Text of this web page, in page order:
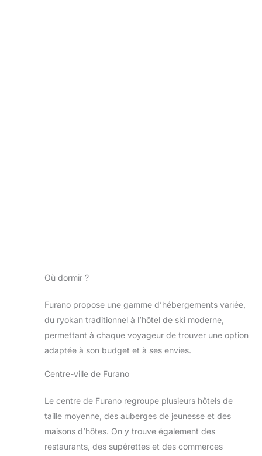
Où dormir ?
Furano propose une gamme d’hébergements variée,
du ryokan traditionnel à l’hôtel de ski moderne,
permettant à chaque voyageur de trouver une option
adaptée à son budget et à ses envies.
Centre-ville de Furano
Le centre de Furano regroupe plusieurs hôtels de
taille moyenne, des auberges de jeunesse et des
maisons d’hôtes. On y trouve également des
restaurants, des supérettes et des commerces